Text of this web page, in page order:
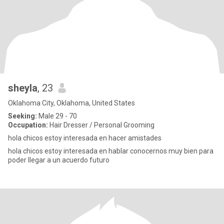
sheyla, 23
Oklahoma City, Oklahoma, United States
Seeking: Male 29 - 70
Occupation: Hair Dresser / Personal Grooming
hola chicos estoy interesada en hacer amistades
hola chicos estoy interesada en hablar conocernos muy bien para
poder llegar a un acuerdo futuro